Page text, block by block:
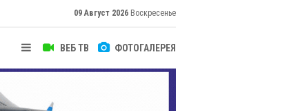
09 Август 2026 Воскресенье
ВЕБ ТВ ФОТОГАЛЕРЕЯ